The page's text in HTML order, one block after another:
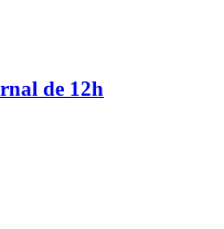
de 12h